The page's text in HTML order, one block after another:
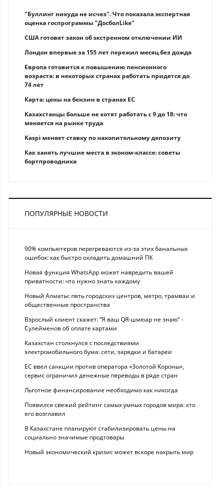
"Буллинг никуда не исчез". Что показала экспертная
оценка госпрограммы "ДосболLike"
США готовят закон об экстренном отключении ИИ
Лондон впервые за 155 лет пережил месяц без дождя
Европа готовится к повышению пенсионного
возраста: в некоторых странах работать придется до
74 лет
Карта: цены на бензин в странах ЕС
Казахстанцы больше не хотят работать с 9 до 18: что
меняется на рынке труда
Kaspi меняет ставку по накопительному депозиту
Как занять лучшие места в эконом-классе: советы
бортпроводника
ПОПУЛЯРНЫЕ НОВОСТИ
90% компьютеров перегреваются из-за этих банальных
ошибок: как быстро охладить домашний ПК
Новая функция WhatsApp может навредить вашей
приватности: что нужно знать каждому
Новый Алматы: пять городских центров, метро, трамваи и
общественные пространства
Взрослый клиент скажет: “Я ваш QR-шмюар не знаю“ -
Сулейменов об оплате картами
Казахстан столкнулся с последствиями
электромобильного бума: сети, зарядки и батареи
ЕС ввел санкции против оператора «Золотой Короны»,
сервис ограничил денежные переводы в ряде стран
Льготное финансирование необходимо как никогда
Появился свежий рейтинг самых умных городов мира: кто
его возглавил
В Казахстане планируют стабилизировать цены на
социально значимые продтовары
Новый экономический кризис может вскоре накрыть мир